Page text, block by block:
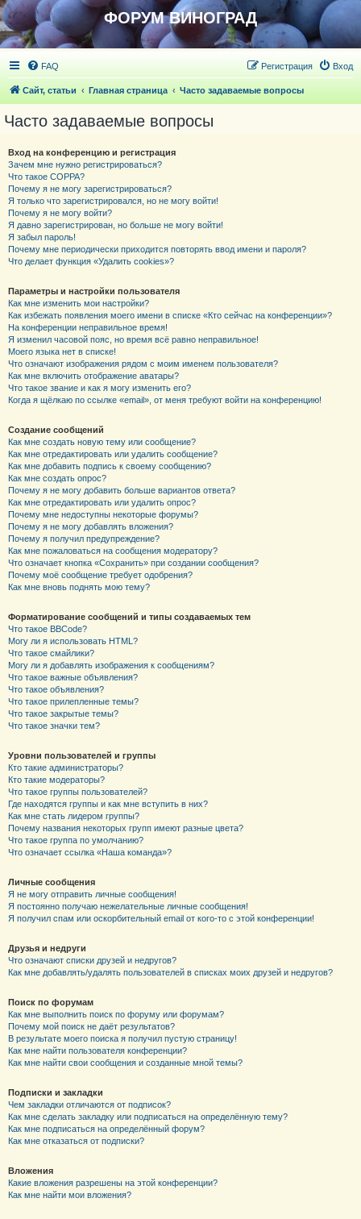
ФОРУМ ВИНОГРАД
FAQ Вход
Регистрация
Сайт, статьи Главная страница Часто задаваемые вопросы
Часто задаваемые вопросы
Вход на конференцию и регистрация
Зачем мне нужно регистрироваться?
Что такое COPPA?
Почему я не могу зарегистрироваться?
Я только что зарегистрировался, но не могу войти!
Почему я не могу войти?
Я давно зарегистрирован, но больше не могу войти!
Я забыл пароль!
Почему мне периодически приходится повторять ввод имени и пароля?
Что делает функция «Удалить cookies»?
Параметры и настройки пользователя
Как мне изменить мои настройки?
Как избежать появления моего имени в списке «Кто сейчас на конференции»?
На конференции неправильное время!
Я изменил часовой пояс, но время всё равно неправильное!
Моего языка нет в списке!
Что означают изображения рядом с моим именем пользователя?
Как мне включить отображение аватары?
Что такое звание и как я могу изменить его?
Когда я щёлкаю по ссылке «email», от меня требуют войти на конференцию!
Создание сообщений
Как мне создать новую тему или сообщение?
Как мне отредактировать или удалить сообщение?
Как мне добавить подпись к своему сообщению?
Как мне создать опрос?
Почему я не могу добавить больше вариантов ответа?
Как мне отредактировать или удалить опрос?
Почему мне недоступны некоторые форумы?
Почему я не могу добавлять вложения?
Почему я получил предупреждение?
Как мне пожаловаться на сообщения модератору?
Что означает кнопка «Сохранить» при создании сообщения?
Почему моё сообщение требует одобрения?
Как мне вновь поднять мою тему?
Форматирование сообщений и типы создаваемых тем
Что такое BBCode?
Могу ли я использовать HTML?
Что такое смайлики?
Могу ли я добавлять изображения к сообщениям?
Что такое важные объявления?
Что такое объявления?
Что такое прилепленные темы?
Что такое закрытые темы?
Что такое значки тем?
Уровни пользователей и группы
Кто такие администраторы?
Кто такие модераторы?
Что такое группы пользователей?
Где находятся группы и как мне вступить в них?
Как мне стать лидером группы?
Почему названия некоторых групп имеют разные цвета?
Что такое группа по умолчанию?
Что означает ссылка «Наша команда»?
Личные сообщения
Я не могу отправить личные сообщения!
Я постоянно получаю нежелательные личные сообщения!
Я получил спам или оскорбительный email от кого-то с этой конференции!
Друзья и недруги
Что означают списки друзей и недругов?
Как мне добавлять/удалять пользователей в списках моих друзей и недругов?
Поиск по форумам
Как мне выполнить поиск по форуму или форумам?
Почему мой поиск не даёт результатов?
В результате моего поиска я получил пустую страницу!
Как мне найти пользователя конференции?
Как мне найти свои сообщения и созданные мной темы?
Подписки и закладки
Чем закладки отличаются от подписок?
Как мне сделать закладку или подписаться на определённую тему?
Как мне подписаться на определённый форум?
Как мне отказаться от подписки?
Вложения
Какие вложения разрешены на этой конференции?
Как мне найти мои вложения?